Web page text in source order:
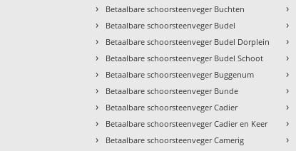
› Betaalbare schoorsteenveger Buchten
› Betaalbare schoorsteenveger Budel
› Betaalbare schoorsteenveger Budel Dorplein
› Betaalbare schoorsteenveger Budel Schoot
› Betaalbare schoorsteenveger Buggenum
› Betaalbare schoorsteenveger Bunde
› Betaalbare schoorsteenveger Cadier
› Betaalbare schoorsteenveger Cadier en Keer
› Betaalbare schoorsteenveger Camerig
›
›
›
›
›
›
›
›
›